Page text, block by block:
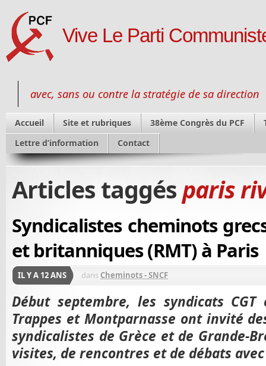
Vive Le Parti
avec, sans ou contre la stratégie de sa direction
Accueil Site et rubriques 38ème Congrès du PCF
Lettre d’information
Contact
Articles taggésparis
Syndicalistes cheminots
et britanniques (RMT) à Paris
IL Y A 12 ANS dans Cheminots - SNCF
Début septembre, les syndicats
Trappes et Montparnasse ont invité
syndicalistes de Grèce et de Grande-
visites, de rencontres et de débats